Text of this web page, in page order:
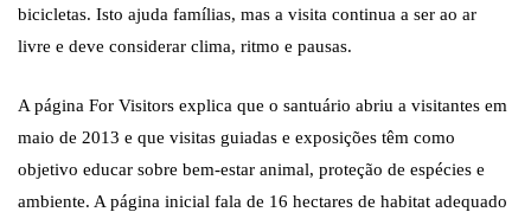
bicicletas. Isto ajuda famílias, mas a visita continua a ser ao ar
livre e deve considerar clima, ritmo e pausas.
A página For Visitors explica que o santuário abriu a visitantes em
maio de 2013 e que visitas guiadas e exposições têm como
objetivo educar sobre bem-estar animal, proteção de espécies e
ambiente. A página inicial fala de 16 hectares de habitat adequado